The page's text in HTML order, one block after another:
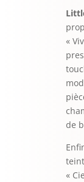
«
de
«